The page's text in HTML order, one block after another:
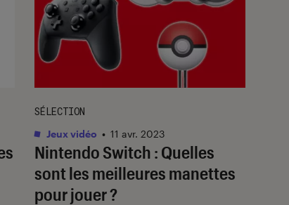
Nintendo Switch : Quelles
sont les meilleures manettes
pour jouer ?
SÉLECTION
Jeux vidéo • 11 avr. 2023